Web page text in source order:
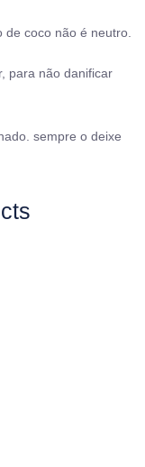
coco não é neutro.
para não danificar
sempre o deixe